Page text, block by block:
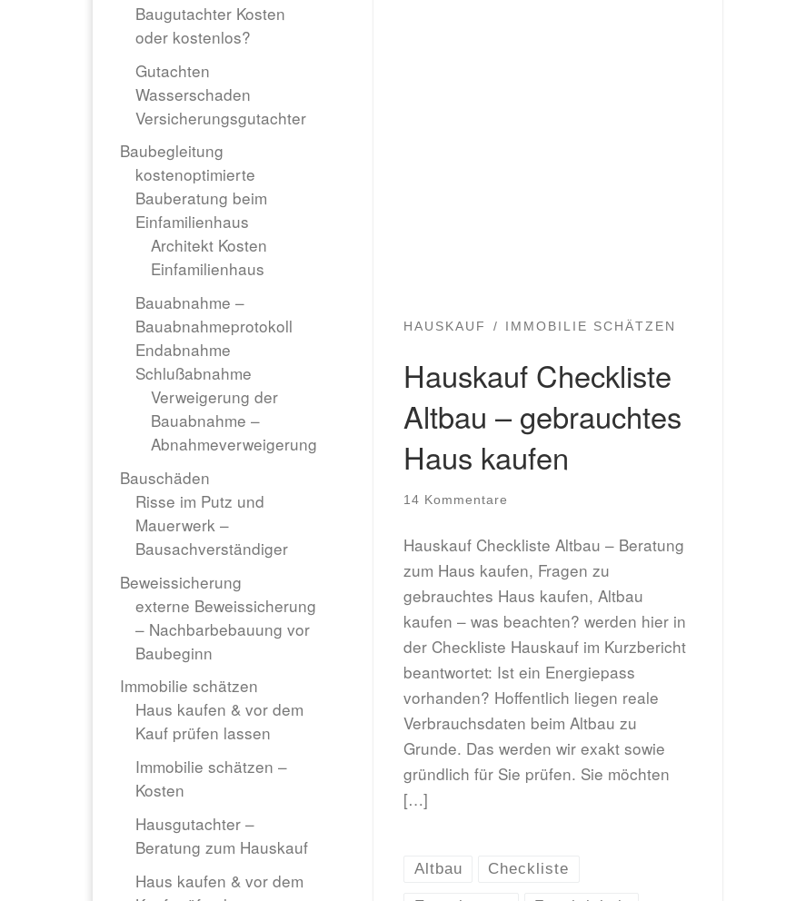
HAUSKAUF IMMOBILIE SCHÄTZEN
Hauskauf Checkliste
Altbau – gebrauchtes
Haus kaufen
14 Kommentare
Hauskauf Checkliste Altbau – Beratung
zum Haus kaufen, Fragen zu
gebrauchtes Haus kaufen, Altbau
kaufen – was beachten? werden hier in
der Checkliste Hauskauf im Kurzbericht
beantwortet: Ist ein Energiepass
vorhanden? Hoffentlich liegen reale
Verbrauchsdaten beim Altbau zu
Grunde. Das werden wir exakt sowie
gründlich für Sie prüfen. Sie möchten
[…]
Altbau Checkliste
Baugutachter Kosten
oder kostenlos?
Gutachten
Wasserschaden
Versicherungsgutachter
Baubegleitung
kostenoptimierte
Bauberatung beim
Einfamilienhaus
Architekt Kosten
Einfamilienhaus
Bauabnahme –
Bauabnahmeprotokoll
Endabnahme
Schlußabnahme
Verweigerung der
Bauabnahme –
Abnahmeverweigerung
Bauschäden
Risse im Putz und
Mauerwerk –
Bausachverständiger
Beweissicherung
externe Beweissicherung
– Nachbarbebauung vor
Baubeginn
Immobilie schätzen
Haus kaufen & vor dem
Kauf prüfen lassen
Immobilie schätzen –
Kosten
Hausgutachter –
Beratung zum Hauskauf
Haus kaufen & vor dem